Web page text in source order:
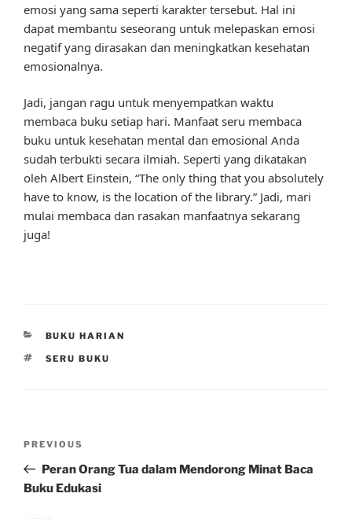
emosi yang sama seperti karakter tersebut. Hal ini
dapat membantu seseorang untuk melepaskan emosi
negatif yang dirasakan dan meningkatkan kesehatan
emosionalnya.
Jadi, jangan ragu untuk menyempatkan waktu
membaca buku setiap hari. Manfaat seru membaca
buku untuk kesehatan mental dan emosional Anda
sudah terbukti secara ilmiah. Seperti yang dikatakan
oleh Albert Einstein, “The only thing that you absolutely
have to know, is the location of the library.” Jadi, mari
mulai membaca dan rasakan manfaatnya sekarang
juga!
CATEGORIES
BUKU HARIAN
TAGS
SERU BUKU
Previous
Post
PREVIOUS
Peran Orang Tua dalam Mendorong Minat Baca
Buku Edukasi